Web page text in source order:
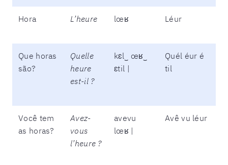
Hora L’heure lœʁ Léur
Que horas
são?
Quelle
heure
est-il ?
kɛl‿ œʁ‿
ɛtil |
Quél éur é
til
Você tem
as horas?
Avez-
vous
l’heure ?
avevu
lœʁ |
Avê vu léur